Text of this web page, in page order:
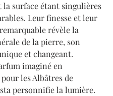
surface étant singulières
Leur finesse et leur
révèle la
de la pierre, son
et changeant.
imaginé en
les Albâtres de
personnifie la lumière.